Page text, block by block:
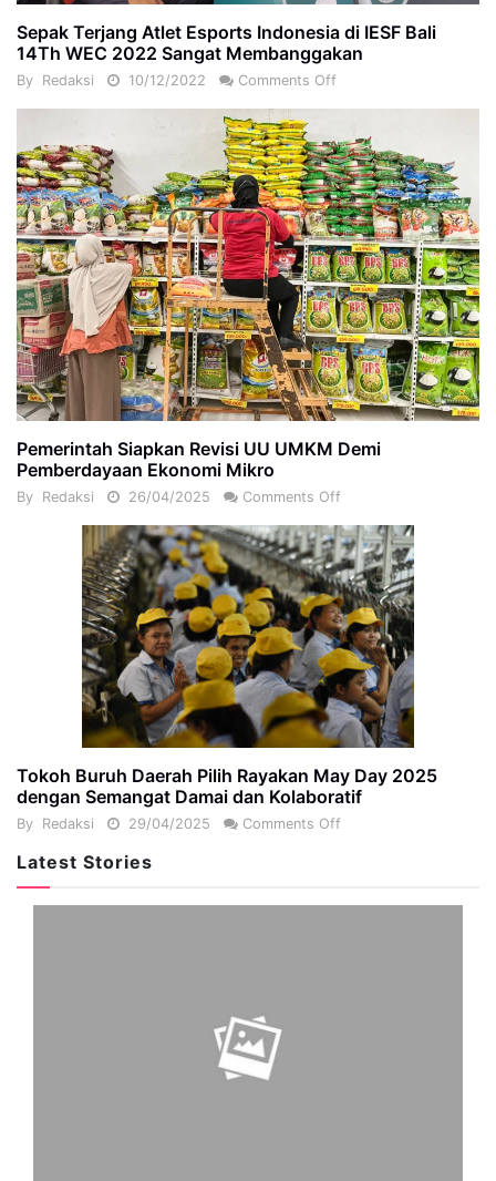
Sepak Terjang Atlet Esports Indonesia di IESF Bali
14Th WEC 2022 Sangat Membanggakan
By Redaksi 10/12/2022 Comments Off
Pemerintah Siapkan Revisi UU UMKM Demi
Pemberdayaan Ekonomi Mikro
By Redaksi 26/04/2025 Comments Off
Tokoh Buruh Daerah Pilih Rayakan May Day 2025
dengan Semangat Damai dan Kolaboratif
By Redaksi 29/04/2025 Comments Off
Latest Stories